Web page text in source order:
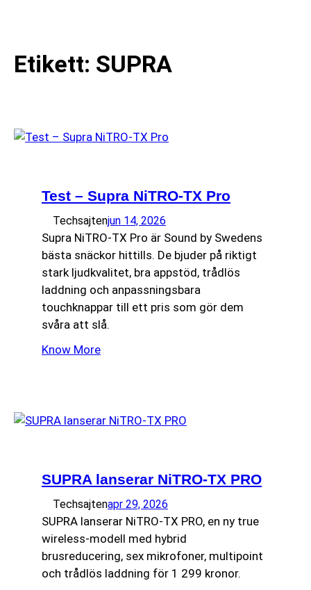
Etikett: SUPRA
Test – Supra NiTRO-TX Pro
Techsajtenjun 14, 2026
Supra NiTRO-TX Pro är Sound by Swedens
bästa snäckor hittills. De bjuder på riktigt
stark ljudkvalitet, bra appstöd, trådlös
laddning och anpassningsbara
touchknappar till ett pris som gör dem
svåra att slå.
Know More
SUPRA lanserar NiTRO-TX PRO
Techsajtenapr 29, 2026
SUPRA lanserar NiTRO-TX PRO, en ny true
wireless-modell med hybrid
brusreducering, sex mikrofoner, multipoint
och trådlös laddning för 1 299 kronor.